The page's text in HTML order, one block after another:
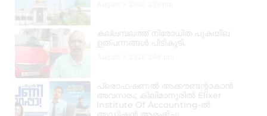
കല്ലമ്പലത്ത് നിരോധിത പുകയില
ഉത്പന്നങ്ങൾ പിടികൂടി.
പ്രൊഫഷണൽ അക്കൗണ്ടന്റാകാൻ
അവസരം; കിലിമാനൂരിൽ Elixer
Institute Of Accounting-ൽ